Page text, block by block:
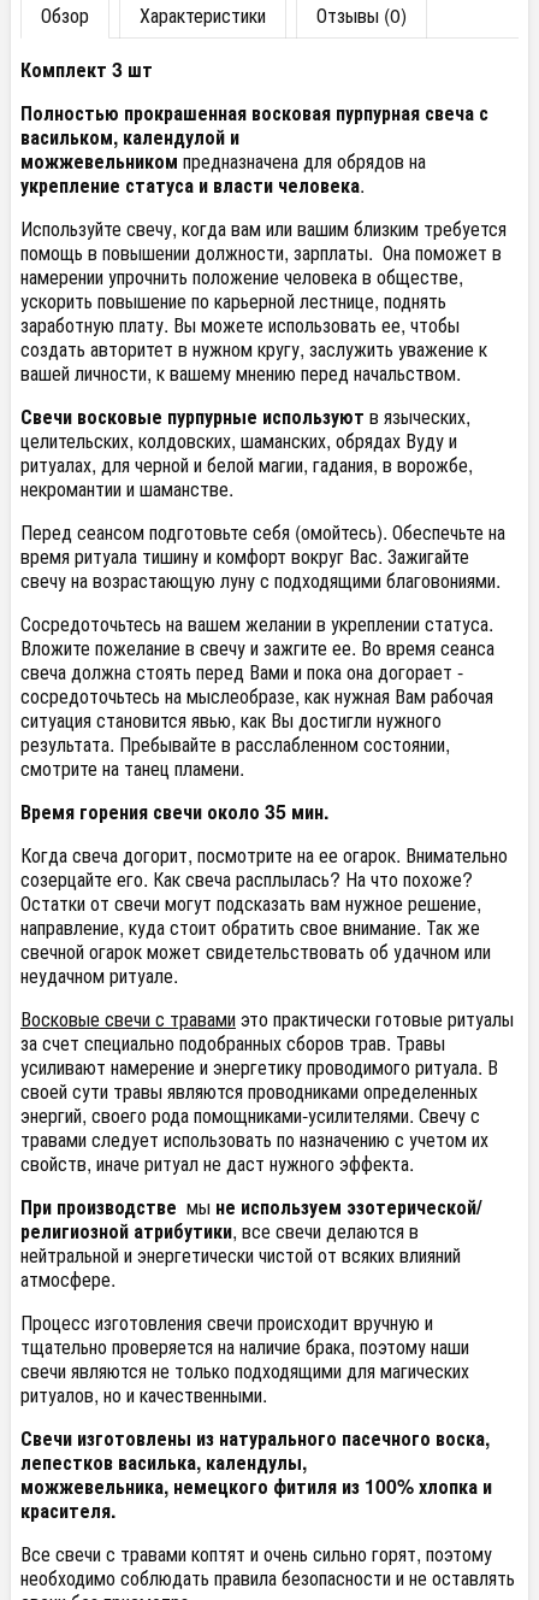
Обзор Характеристики
Отзывы (0)
Комплект 3 шт
Полностью прокрашенная восковая пурпурная свеча с
васильком, календулой и
можжевельником предназначена для обрядов на
укрепление статуса и власти человека.
Используйте свечу, когда вам или вашим близким требуется
помощь в повышении должности, зарплаты. Она поможет в
намерении упрочнить положение человека в обществе,
ускорить повышение по карьерной лестнице, поднять
заработную плату. Вы можете использовать ее, чтобы
создать авторитет в нужном кругу, заслужить уважение к
вашей личности, к вашему мнению перед начальством.
Свечи восковые пурпурные используют в языческих,
целительских, колдовских, шаманских, обрядах Вуду и
ритуалах, для черной и белой магии, гадания, в ворожбе,
некромантии и шаманстве.
Перед сеансом подготовьте себя (омойтесь). Обеспечьте на
время ритуала тишину и комфорт вокруг Вас. Зажигайте
свечу на возрастающую луну с подходящими благовониями.
Сосредоточьтесь на вашем желании в укреплении статуса.
Вложите пожелание в свечу и зажгите ее. Во время сеанса
свеча должна стоять перед Вами и пока она догорает -
сосредоточьтесь на мыслеобразе, как нужная Вам рабочая
ситуация становится явью, как Вы достигли нужного
результата. Пребывайте в расслабленном состоянии,
смотрите на танец пламени.
Время горения свечи около 35 мин.
Когда свеча догорит, посмотрите на ее огарок. Внимательно
созерцайте его. Как свеча расплылась? На что похоже?
Остатки от свечи могут подсказать вам нужное решение,
направление, куда стоит обратить свое внимание. Так же
свечной огарок может свидетельствовать об удачном или
неудачном ритуале.
Восковые свечи с травамиэто практически готовые ритуалы
за счет специально подобранных сборов трав. Травы
усиливают намерение и энергетику проводимого ритуала. В
своей сути травы являются проводниками определенных
энергий, своего рода помощниками-усилителями. Свечу с
травами следует использовать по назначению с учетом их
свойств, иначе ритуал не даст нужного эффекта.
При производстве мы не используем эзотерической/
религиозной атрибутики, все свечи делаются в
нейтральной и энергетически чистой от всяких влияний
атмосфере.
Процесс изготовления свечи происходит вручную и
тщательно проверяется на наличие брака, поэтому наши
свечи являются не только подходящими для магических
ритуалов, но и качественными.
Свечи изготовлены из натурального пасечного воска,
лепестков василька, календулы,
можжевельника, немецкого фитиля из 100% хлопка и
красителя.
Все свечи с травами коптят и очень сильно горят, поэтому
необходимо соблюдать правила безопасности и не оставлять